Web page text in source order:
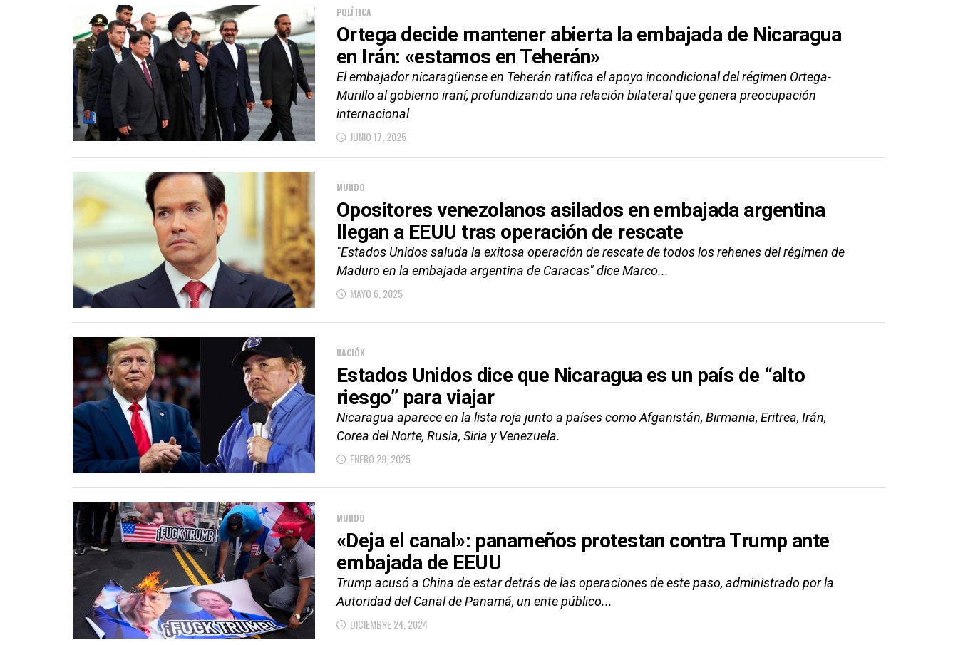
POLÍTICA
Ortega decide mantener abierta la embajada de Nicaragua
en Irán: «estamos en Teherán»
El embajador nicaragüense en Teherán ratifica el apoyo incondicional del régimen Ortega-
Murillo al gobierno iraní, profundizando una relación bilateral que genera preocupación
internacional
JUNIO 17, 2025
MUNDO
Opositores venezolanos asilados en embajada argentina
llegan a EEUU tras operación de rescate
"Estados Unidos saluda la exitosa operación de rescate de todos los rehenes del régimen de
Maduro en la embajada argentina de Caracas" dice Marco...
MAYO 6, 2025
NACIÓN
Estados Unidos dice que Nicaragua es un país de “alto
riesgo” para viajar
Nicaragua aparece en la lista roja junto a países como Afganistán, Birmania, Eritrea, Irán,
Corea del Norte, Rusia, Siria y Venezuela.
ENERO 29, 2025
MUNDO
«Deja el canal»: panameños protestan contra Trump ante
embajada de EEUU
Trump acusó a China de estar detrás de las operaciones de este paso, administrado por la
Autoridad del Canal de Panamá, un ente público...
DICIEMBRE 24, 2024